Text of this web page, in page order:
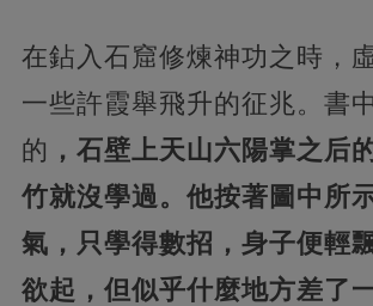
在鉆入石窟修煉神功之時，
一些許霞舉飛升的征兆。書
的 ，石壁上天山六陽掌之后
竹就沒學過。他按著圖中所
氣，只學得數招，身子便輕
欲起，但似乎什麼地方差了